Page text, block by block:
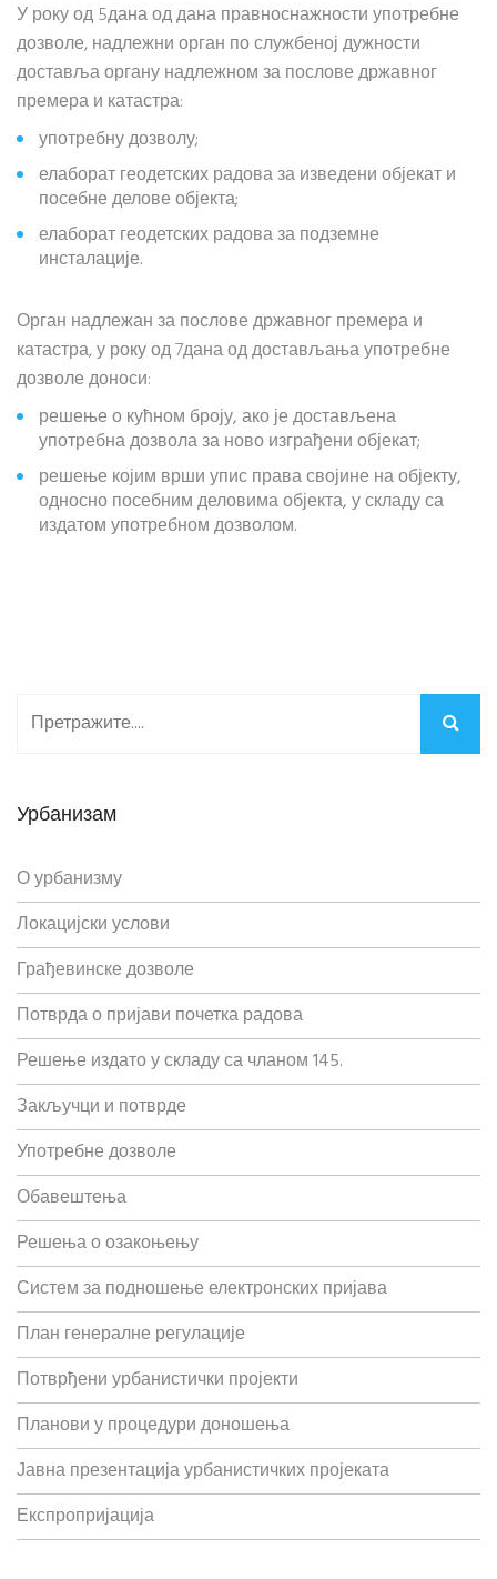
У року од 5дана од дана правноснажности употребне
дозволе, надлежни орган по службеној дужности
доставља органу надлежном за послове државног
премера и катастра:
употребну дозволу;
елаборат геодетских радова за изведени објекат и
посебне делове објекта;
елаборат геодетских радова за подземне
инсталације.
Орган надлежан за послове државног премера и
катастра, у року од 7дана од достављања употребне
дозволе доноси:
решење о кућном броју, ако је достављена
употребна дозвола за ново изграђени објекат;
решење којим врши упис права својине на објекту,
односно посебним деловима објекта, у складу са
издатом употребном дозволом.
Урбанизам
О урбанизму
Локацијски услови
Грађевинске дозволе
Потврда о пријави почетка радова
Решење издато у складу са чланом 145.
Закључци и потврде
Употребне дозволе
Обавештења
Решења о озакоњењу
Систем за подношење електронских пријава
План генералне регулације
Потврђени урбанистички пројекти
Планови у процедури доношења
Јавна презентација урбанистичких пројеката
Експропријација